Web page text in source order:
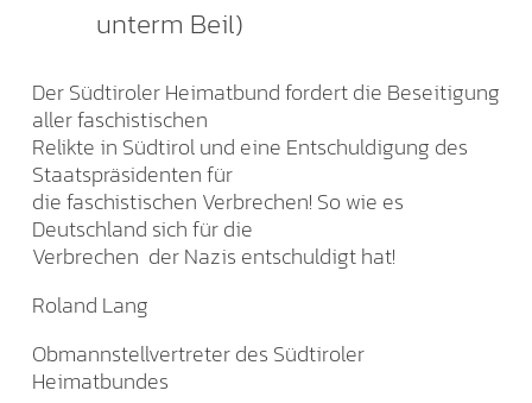
unterm Beil)
Der Südtiroler Heimatbund fordert die Beseitigung
aller faschistischen
Relikte in Südtirol und eine Entschuldigung des
Staatspräsidenten für
die faschistischen Verbrechen! So wie es
Deutschland sich für die
Verbrechen der Nazis entschuldigt hat!
Roland Lang
Obmannstellvertreter des Südtiroler
Heimatbundes